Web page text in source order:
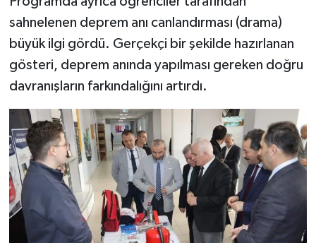
sahnelenen deprem anı canlandırması (drama)
büyük ilgi gördü. Gerçekçi bir şekilde hazırlanan
gösteri, deprem anında yapılması gereken doğru
davranışların farkındalığını artırdı.